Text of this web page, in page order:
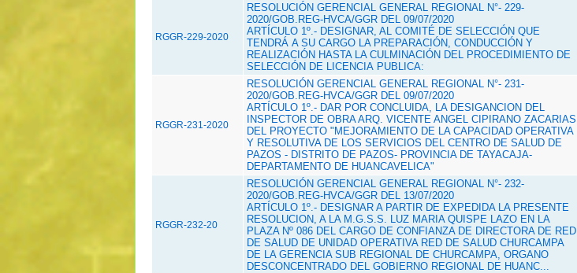
RGGR-229-2020
RESOLUCIÓN GERENCIAL GENERAL REGIONAL N°- 229-
2020/GOB.REG-HVCA/GGR DEL 09/07/2020
ARTÍCULO 1º.- DESIGNAR, AL COMITÉ DE SELECCIÓN QUE
TENDRÁ A SU CARGO LA PREPARACIÓN, CONDUCCIÓN Y
REALIZACIÓN HASTA LA CULMINACIÓN DEL PROCEDIMIENTO DE
SELECCIÓN DE LICENCIA PUBLICA:
RGGR-231-2020
RESOLUCIÓN GERENCIAL GENERAL REGIONAL N°- 231-
2020/GOB.REG-HVCA/GGR DEL 09/07/2020
ARTÍCULO 1º.- DAR POR CONCLUIDA, LA DESIGANCION DEL
INSPECTOR DE OBRA ARQ. VICENTE ANGEL CIPIRANO ZACARIAS
DEL PROYECTO "MEJORAMIENTO DE LA CAPACIDAD OPERATIVA
Y RESOLUTIVA DE LOS SERVICIOS DEL CENTRO DE SALUD DE
PAZOS - DISTRITO DE PAZOS- PROVINCIA DE TAYACAJA-
DEPARTAMENTO DE HUANCAVELICA"
RGGR-232-20
RESOLUCIÓN GERENCIAL GENERAL REGIONAL N°- 232-
2020/GOB.REG-HVCA/GGR DEL 13/07/2020
ARTÍCULO 1º.- DESIGNAR A PARTIR DE EXPEDIDA LA PRESENTE
RESOLUCION, A LA M.G.S.S. LUZ MARIA QUISPE LAZO EN LA
PLAZA Nº 086 DEL CARGO DE CONFIANZA DE DIRECTORA DE RED
DE SALUD DE UNIDAD OPERATIVA RED DE SALUD CHURCAMPA
DE LA GERENCIA SUB REGIONAL DE CHURCAMPA, ORGANO
DESCONCENTRADO DEL GOBIERNO REGIONAL DE HUANC...